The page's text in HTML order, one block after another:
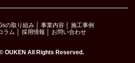
の取り組み 事業内容
施工事例
ラム 採用情報 お問い合わせ
OUKEN All Rights Reserved.